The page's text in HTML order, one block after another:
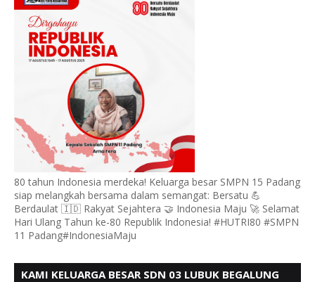
BERDAULAT
80 tahun Indonesia merdeka! Keluarga besar SMPN 15 Padang
siap melangkah bersama dalam semangat: Bersatu 💪
Berdaulat 🇮🇩 Rakyat Sejahtera 🤝 Indonesia Maju 🚀 Selamat
Hari Ulang Tahun ke-80 Republik Indonesia! #HUTRI80 #SMPN
11 Padang#IndonesiaMaju
KAMI KELUARGA BESAR SDN 03 LUBUK BEGALUNG